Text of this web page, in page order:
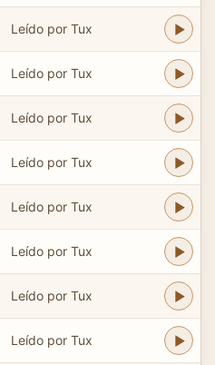
Leído por Tux
Leído por Tux
Leído por Tux
Leído por Tux
Leído por Tux
Leído por Tux
Leído por Tux
Leído por Tux